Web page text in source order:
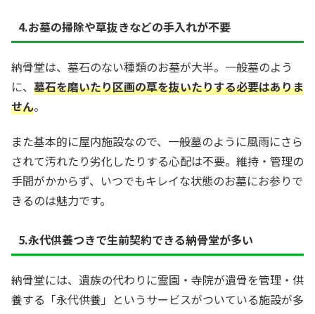
4.お墓の掃除や草抜きなどの手入れが不要
納骨堂は、墓石のない種類のお墓が大半。一般墓のよう
に、 墓石を磨いたり区画の草を抜いたりする必要はありま
せん。
また基本的に屋内施設なので、一般墓のように風雨にさら
されて汚れたり劣化したりする心配は不要。維持・管理の
手間がかからず、いつでもキレイな状態のお墓にお参りで
きるのは魅力です。
5.永代供養つきで生前契約できる納骨堂が多い
納骨堂には、遺族の代わりに霊園・寺院が遺骨を管理・供
養する「永代供養」というサービスがついている施設が多